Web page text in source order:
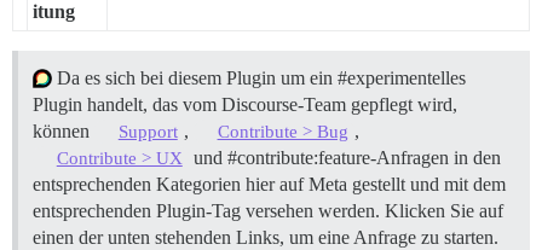
itung
Da es sich bei diesem Plugin um ein #experimentelles
Plugin handelt, das vom Discourse-Team gepflegt wird,
können
Support , Contribute > Bug ,
Contribute > UX und #contribute:feature-Anfragen in den
entsprechenden Kategorien hier auf Meta gestellt und mit dem
entsprechenden Plugin-Tag versehen werden. Klicken Sie auf
einen der unten stehenden Links, um eine Anfrage zu starten.